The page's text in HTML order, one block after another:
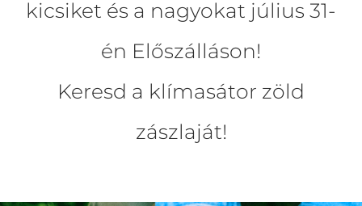
kicsiket és a nagyokat július 31-
én Előszálláson!
Keresd a klímasátor zöld
zászlaját!